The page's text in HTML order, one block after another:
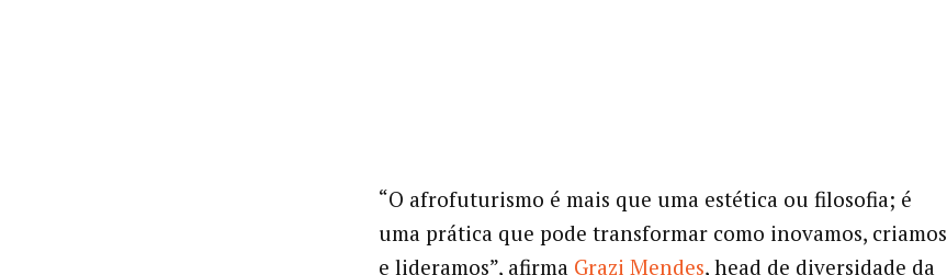
“O afrofuturismo é mais que uma estética ou filosofia; é
uma prática que pode transformar como inovamos, criamos
e lideramos”, afirma Grazi Mendes, head de diversidade da